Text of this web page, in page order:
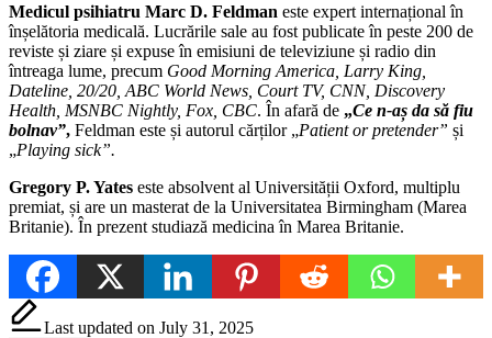
Medicul psihiatru Marc D. Feldman este expert internațional în
înșelătoria medicală. Lucrările sale au fost publicate în peste 200 de
reviste și ziare și expuse în emisiuni de televiziune și radio din
întreaga lume, precum Good Morning America, Larry King,
Dateline, 20/20, ABC World News, Court TV, CNN, Discovery
Health, MSNBC Nightly, Fox, CBC. În afară de „Ce n-aș da să fiu
bolnav”, Feldman este și autorul cărților „Patient or pretender” și
„Playing sick”.
Gregory P. Yates este absolvent al Universității Oxford, multiplu
premiat, și are un masterat de la Universitatea Birmingham (Marea
Britanie). În prezent studiază medicina în Marea Britanie.
Last updated on July 31, 2025